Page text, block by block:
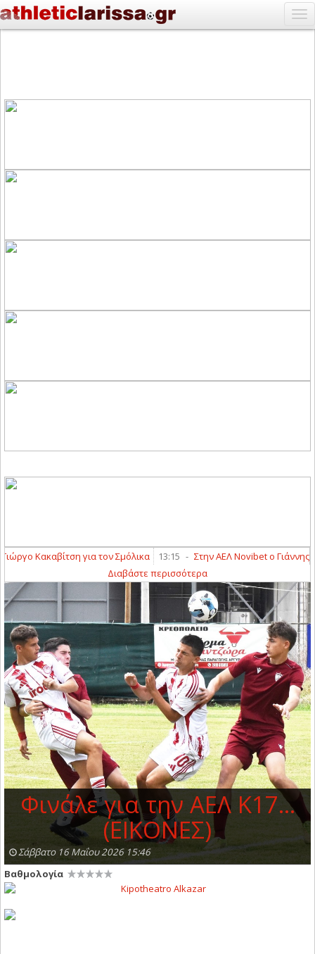
για τον Σμόλικα 13:15 - Στην ΑΕΛ Novibet ο Γιάννης Καραγιαννίδης
Διαβάστε περισσότερα
Φινάλε για την ΑΕΛ Κ17…
(ΕΙΚΟΝΕΣ)
Σάββατο 16 Μαΐου 2026 15:46
Βαθμολογία